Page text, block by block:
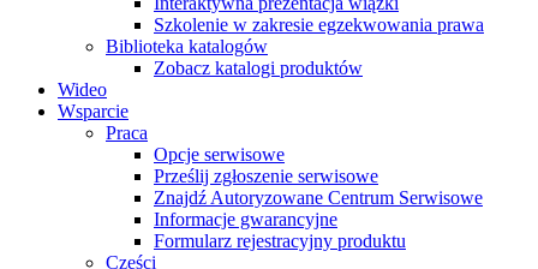
Szkolenie w zakresie egzekwowania prawa
Biblioteka katalogów
Zobacz katalogi produktów
Wideo
Wsparcie
Praca
Opcje serwisowe
Prześlij zgłoszenie serwisowe
Znajdź Autoryzowane Centrum Serwisowe
Informacje gwarancyjne
Formularz rejestracyjny produktu
Części